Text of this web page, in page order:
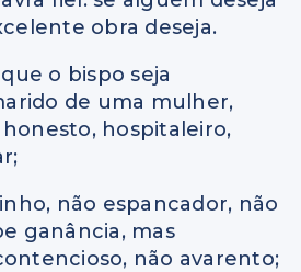
obra deseja.
o bispo seja
de uma mulher,
hospitaleiro,
não espancador, não
ganância, mas
não avarento;